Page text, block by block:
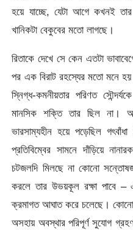
হয়ে যাচ্ছে, যেটা আগে কখনই
খানিকটা বেকুবের মতো লাগছে।
রিতাকে দেখে সে কেন এতটা
পর এক বিরাট রহস্যের মতো মনে
স্নিগ্ধ-কমনীয়তার পরিণত
মানসিক শক্তি তার ছিল না।
ভারসাম্যহীন হয়ে পড়েছিল
প্রতিবিম্বের সামনে দাঁড়িয়ে
চটজলদি মিলছে না কোনো
করলে তার উভয়কূল রক্ষা পাবে –
ক্রমাগত আঘাত করে চলেছে। কোনো
অসহায় অবস্থার পরিপূর্ণ সুযোগ